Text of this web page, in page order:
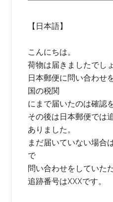
【日本語】
こんにちは。
荷物は届きましたでし
日本郵便に問い合わせ
国の税関
にまで届いたのは確認
その後は日本郵便では
ありました。
まだ届いていない場合
で
問い合わせをしていた
追跡番号はXXXです。